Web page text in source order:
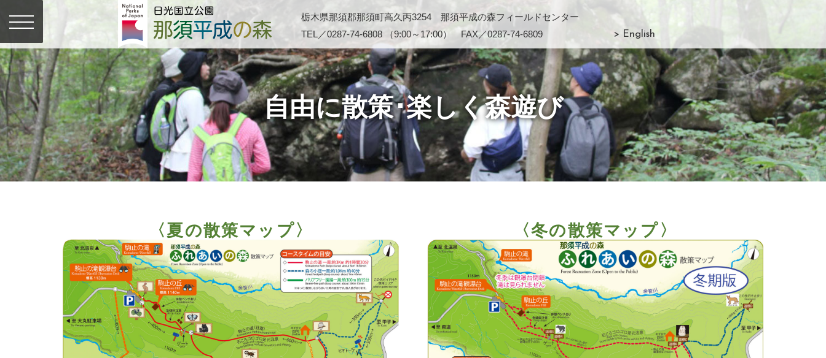
栃木県那須郡那須町高久丙3254 那須平成の森フィールドセンター
TEL／0287-74-6808 （9:00～17:00） FAX／0287-74-6809
> English
自由に散策･楽しく森遊び
〈夏の散策マップ〉 〈冬の散策マップ〉